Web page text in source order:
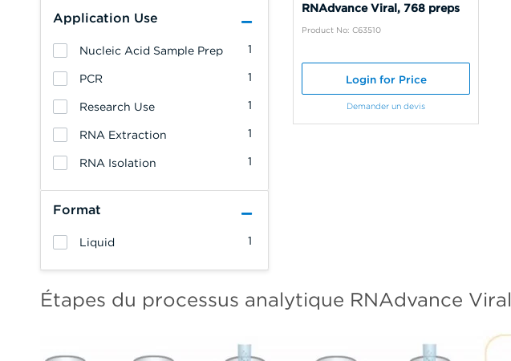
Application Use
1
Nucleic Acid Sample Prep
1
PCR
1
Research Use
1
RNA Extraction
1
RNA Isolation
Format
1
Liquid
RNAdvance Viral, 768 preps
Product No: C63510
Login for Price
Demander un devis
Étapes du processus analytique RNAdvance Viral